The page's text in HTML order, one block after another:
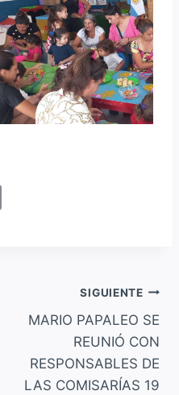
SIGUIENTE
MARIO PAPALEO SE
REUNIÓ CON
RESPONSABLES DE
LAS COMISARÍAS 19